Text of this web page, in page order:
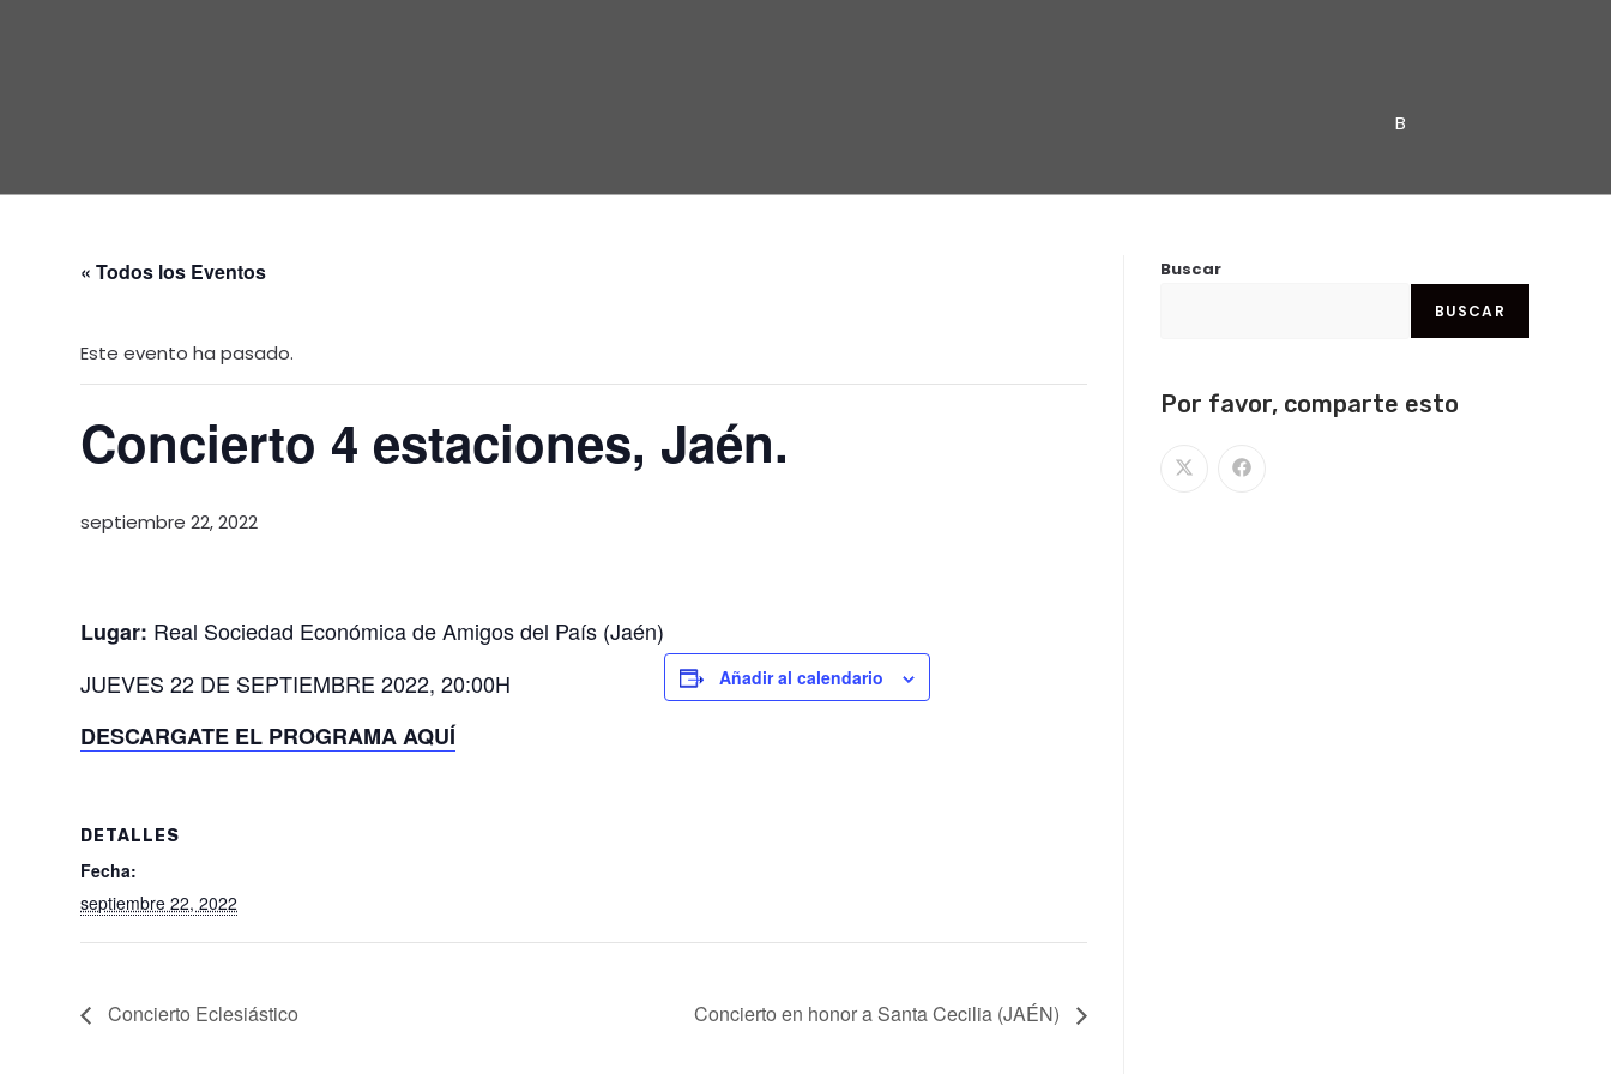
« Todos los Eventos
Este evento ha pasado.
Concierto 4 estaciones, Jaén.
septiembre 22, 2022
Lugar: Real Sociedad Económica de Amigos del País (Jaén)
JUEVES 22 DE SEPTIEMBRE 2022, 20:00H
DESCARGATE EL PROGRAMA AQUÍ
Añadir al calendario
DETALLES
Fecha:
septiembre 22, 2022
Concierto Eclesiástico Concierto en honor a Santa Cecilia (JAÉN)
Buscar
BUSCAR
Por favor, comparte esto